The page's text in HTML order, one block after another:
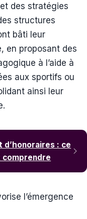
des stratégies
structures
bâti leur
en proposant des
à l’aide à
aux sportifs ou
ainsi leur
: ce
comprendre
l’émergence